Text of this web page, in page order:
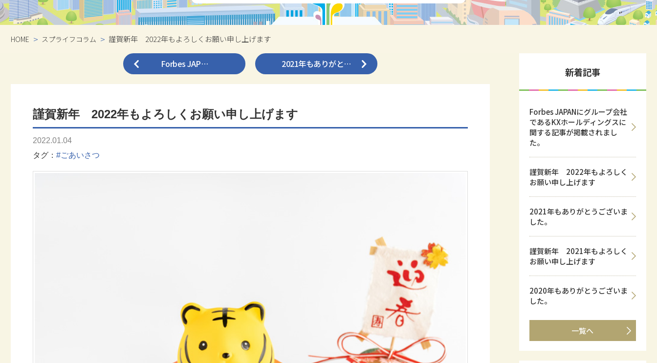
大牟田センター
HOME スプライフコラム 謹賀新年 2022年もよろしくお願い申し上げます
Forbes JAP… 2021年もありがと…
謹賀新年 2022年もよろしくお願い申し上げます
2022.01.04
タグ
#ごあいさつ
新着記事
Forbes JAPANにグループ会社
であるKXホールディングスに
関する記事が掲載されまし
た。
謹賀新年 2022年もよろしく
お願い申し上げます
2021年もありがとうございま
した。
謹賀新年 2021年もよろしく
お願い申し上げます
2020年もありがとうございま
した。
一覧へ